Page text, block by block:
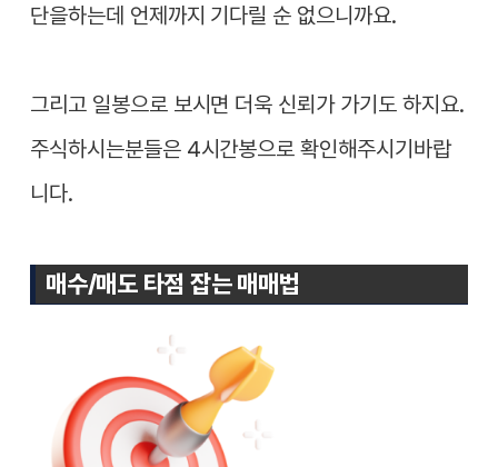
단을하는데 언제까지 기다릴 순 없으니까요.
그리고 일봉으로 보시면 더욱 신뢰가 가기도 하지요.
주식하시는분들은 4시간봉으로 확인해주시기바랍
니다.
매수/매도 타점 잡는 매매법